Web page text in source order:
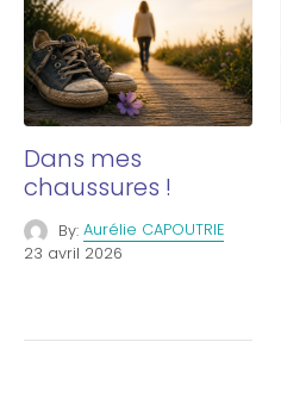
Dans mes
chaussures !
By: Aurélie CAPOUTRIE
23 avril 2026